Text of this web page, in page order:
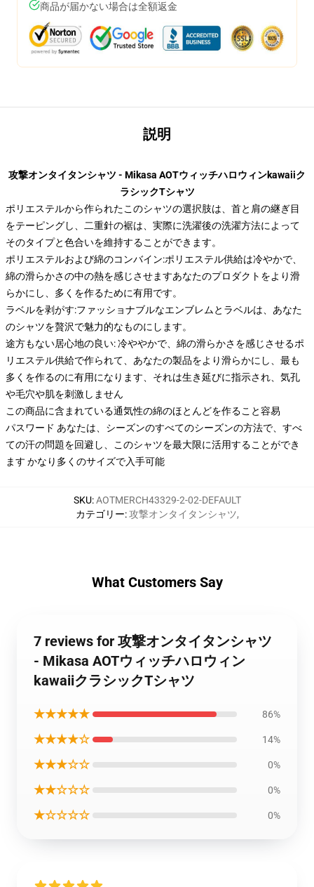
商品が届かない場合は全額返金
説明
攻撃オンタイタンシャツ - Mikasa AOTウィッチハロウィンkawaiiク
ラシックTシャツ
ポリエステルから作られたこのシャツの選択肢は、首と肩の継ぎ目
をテーピングし、二重針の裾は、実際に洗濯後の洗濯方法によって
そのタイプと色合いを維持することができます。
ポリエステルおよび綿のコンバイン:ポリエステル供給は冷やかで、
綿の滑らかさの中の熱を感じさせますあなたのプロダクトをより滑
らかにし、多くを作るために有用です。
ラベルを剥がす:ファッショナブルなエンブレムとラベルは、あなた
のシャツを贅沢で魅力的なものにします。
途方もない居心地の良い: 冷ややかで、綿の滑らかさを感じさせるポ
リエステル供給で作られて、あなたの製品をより滑らかにし、最も
多くを作るのに有用になります、それは生き延びに指示され、気孔
や毛穴や肌を刺激しません
この商品に含まれている通気性の綿のほとんどを作ること容易
パスワード あなたは、シーズンのすべてのシーズンの方法で、すべ
ての汗の問題を回避し、このシャツを最大限に活用することができ
ます かなり多くのサイズで入手可能
SKU:AOTMERCH43329-2-02-DEFAULT
カテゴリー:攻撃オンタイタンシャツ,
What Customers Say
7 reviews for 攻撃オンタイタンシャツ
- Mikasa AOTウィッチハロウィン
kawaiiクラシックTシャツ
★★★★★ 86%
★★★★☆ 14%
★★★☆☆ 0%
★★☆☆☆ 0%
★☆☆☆☆ 0%